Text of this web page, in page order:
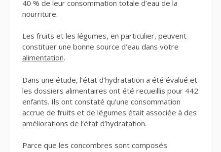
40 % de leur consommation totale d’eau de la
nourriture.
Les fruits et les légumes, en particulier, peuvent
constituer une bonne source d’eau dans votre
alimentation.
Dans une étude, l’état d’hydratation a été évalué et
les dossiers alimentaires ont été recueillis pour 442
enfants. Ils ont constaté qu’une consommation
accrue de fruits et de légumes était associée à des
améliorations de l’état d’hydratation.
Parce que les concombres sont composés